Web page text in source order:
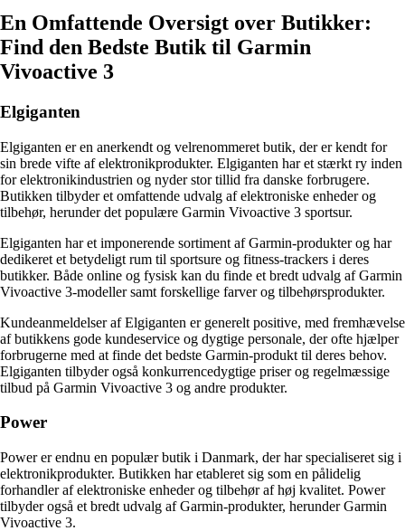
En Omfattende Oversigt over Butikker:
Find den Bedste Butik til Garmin
Vivoactive 3
Elgiganten
Elgiganten er en anerkendt og velrenommeret butik, der er kendt for
sin brede vifte af elektronikprodukter. Elgiganten har et stærkt ry inden
for elektronikindustrien og nyder stor tillid fra danske forbrugere.
Butikken tilbyder et omfattende udvalg af elektroniske enheder og
tilbehør, herunder det populære Garmin Vivoactive 3 sportsur.
Elgiganten har et imponerende sortiment af Garmin-produkter og har
dedikeret et betydeligt rum til sportsure og fitness-trackers i deres
butikker. Både online og fysisk kan du finde et bredt udvalg af Garmin
Vivoactive 3-modeller samt forskellige farver og tilbehørsprodukter.
Kundeanmeldelser af Elgiganten er generelt positive, med fremhævelse
af butikkens gode kundeservice og dygtige personale, der ofte hjælper
forbrugerne med at finde det bedste Garmin-produkt til deres behov.
Elgiganten tilbyder også konkurrencedygtige priser og regelmæssige
tilbud på Garmin Vivoactive 3 og andre produkter.
Power
Power er endnu en populær butik i Danmark, der har specialiseret sig i
elektronikprodukter. Butikken har etableret sig som en pålidelig
forhandler af elektroniske enheder og tilbehør af høj kvalitet. Power
tilbyder også et bredt udvalg af Garmin-produkter, herunder Garmin
Vivoactive 3.